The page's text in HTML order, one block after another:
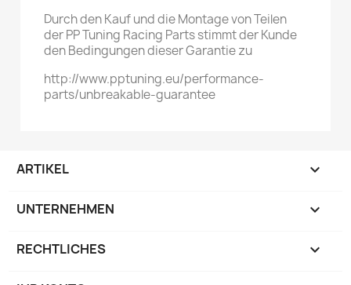
Durch den Kauf und die Montage von Teilen
der PP Tuning Racing Parts stimmt der Kunde
den Bedingungen dieser Garantie zu
http://www.pptuning.eu/performance-
parts/unbreakable-guarantee
ARTIKEL 
UNTERNEHMEN 
RECHTLICHES 